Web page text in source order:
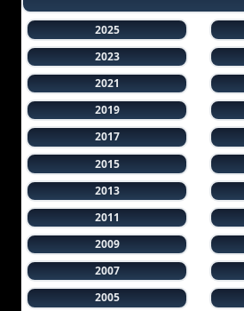
2025
2023
2021
2019
2017
2015
2013
2011
2009
2007
2005